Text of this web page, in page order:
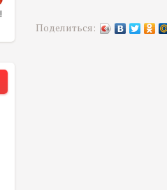
Поделиться: